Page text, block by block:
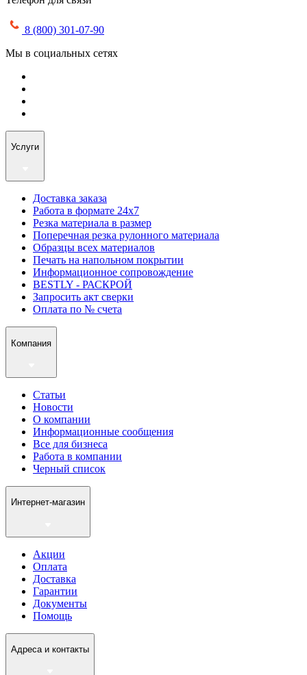
8 (800) 301-07-90
Мы в социальных сетях
Услуги
Доставка заказа
Работа в формате 24х7
Резка материала в размер
Поперечная резка рулонного материала
Образцы всех материалов
Печать на напольном покрытии
Информационное сопровождение
BESTLY - РАСКРОЙ
Запросить акт сверки
Оплата по № счета
Компания
Статьи
Новости
О компании
Информационные сообщения
Все для бизнеса
Работа в компании
Черный список
Интернет-магазин
Акции
Оплата
Доставка
Гарантии
Документы
Помощь
Адреса и контакты